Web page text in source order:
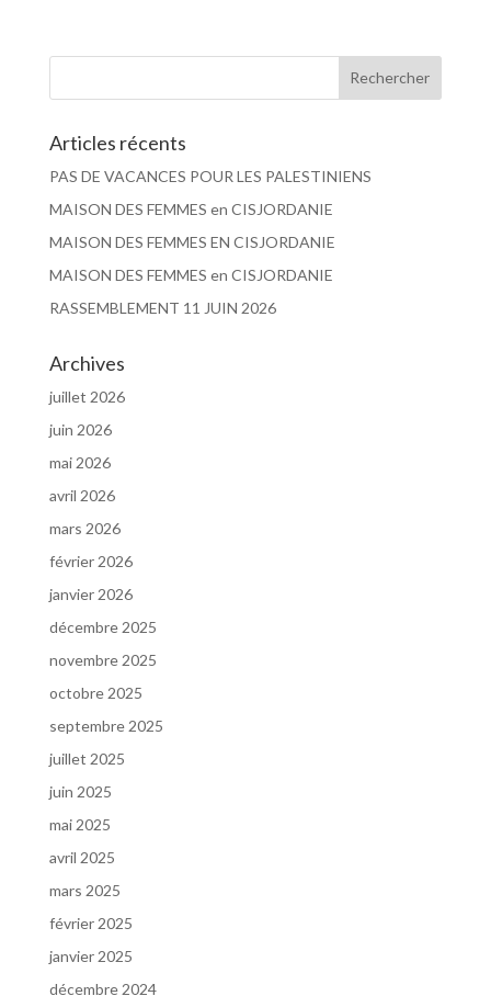
Articles récents
PAS DE VACANCES POUR LES PALESTINIENS
MAISON DES FEMMES en CISJORDANIE
MAISON DES FEMMES EN CISJORDANIE
MAISON DES FEMMES en CISJORDANIE
RASSEMBLEMENT 11 JUIN 2026
Archives
juillet 2026
juin 2026
mai 2026
avril 2026
mars 2026
février 2026
janvier 2026
décembre 2025
novembre 2025
octobre 2025
septembre 2025
juillet 2025
juin 2025
mai 2025
avril 2025
mars 2025
février 2025
janvier 2025
décembre 2024